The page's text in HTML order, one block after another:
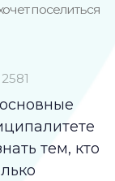
поселиться
тем, кто